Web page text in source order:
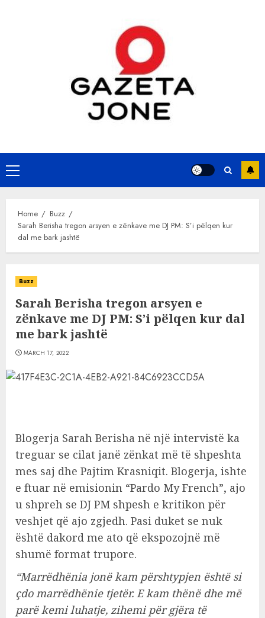
Primary
Menu
Home
Buzz
Sarah Berisha tregon arsyen e zënkave me DJ PM: S’i pëlqen kur
dal me bark jashtë
Buzz
Sarah Berisha tregon arsyen e
zënkave me DJ PM: S’i pëlqen kur dal
me bark jashtë
MARCH 17, 2022
Blogerja Sarah Berisha në një intervistë ka
treguar se cilat janë zënkat më të shpeshta
mes saj dhe Pajtim Krasniqit. Blogerja, ishte
e ftuar në emisionin “Pardo My French”, ajo
u shpreh se DJ PM shpesh e kritikon për
veshjet që ajo zgjedh. Pasi duket se nuk
është dakord me ato që ekspozojnë më
shumë format trupore.
“Marrëdhënia jonë kam përshtypjen është si
çdo marrëdhënie tjetër. E kam thënë dhe më
parë kemi luhatje, zihemi për gjëra të